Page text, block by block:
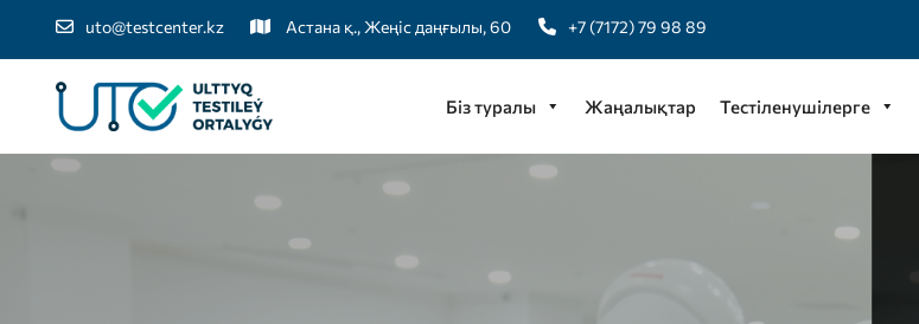
uto@testcenter.kz Астана қ., Жеңіс даңғылы, 60 +7 (7172) 79 98 89
Біз туралы Жаңалықтар Тестіленушілерге